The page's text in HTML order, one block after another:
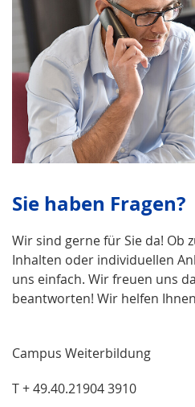
Sie haben Fragen?
Wir sind gerne für Sie da! Ob
Inhalten oder individuellen
uns einfach. Wir freuen uns
beantworten! Wir helfen
Campus Weiterbildung
T + 49.40.21904 3910